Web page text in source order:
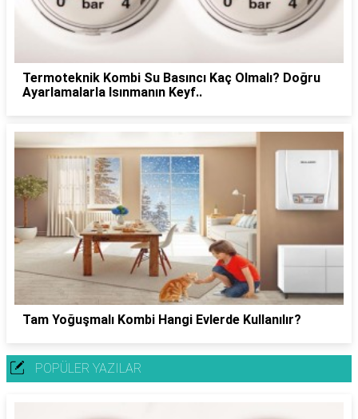
Termoteknik Kombi Su Basıncı Kaç Olmalı? Doğru
Ayarlamalarla Isınmanın Keyf..
Tam Yoğuşmalı Kombi Hangi Evlerde Kullanılır?
POPÜLER YAZILAR